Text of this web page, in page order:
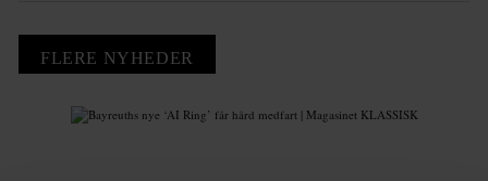
FLERE NYHEDER